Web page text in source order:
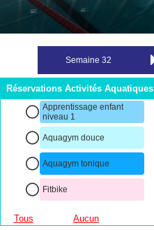
Réservations Activités Aquatiques
Apprentissage enfant
niveau 1
Aquagym douce
Aquagym tonique
Fitbike
Tous Aucun